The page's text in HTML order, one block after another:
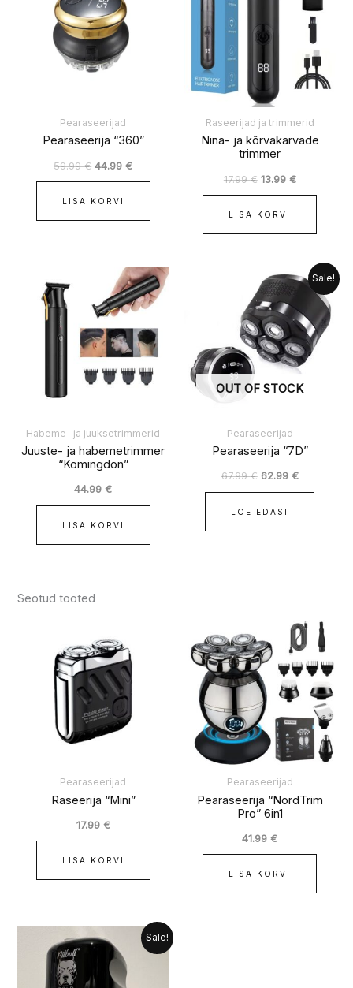
Pearaseerijad
Pearaseerija “360”
59.99€ 44.99€
LISA KORVI
Raseerijad ja trimmerid
Nina- ja kõrvakarvade
trimmer
17.99€ 13.99 €
LISA KORVI
Habeme- ja juuksetrimmerid
Juuste- ja habemetrimmer
“Komingdon”
44.99€
LISA KORVI
Sale!
OUT OF STOCK
Pearaseerijad
Pearaseerija “7D”
67.99€
Algne
hind
oli:
67.99 €.
62.99 €
Praegune
hind
62.99 €.
LOE EDASI
Seotud tooted
Pearaseerijad
Raseerija “Mini”
17.99 €
LISA KORVI
Pearaseerijad
Pearaseerija “NordTrim
Pro” 6in1
41.99€
LISA KORVI
Sale!
hind
139.99 €.
Praegune
hind